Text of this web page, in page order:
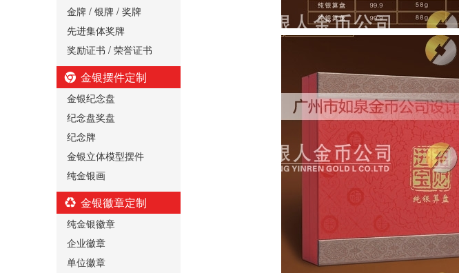
金牌 / 银牌 / 奖牌
先进集体奖牌
奖励证书 / 荣誉证书
金银摆件定制
金银纪念盘
纪念盘奖盘
纪念牌
金银立体模型摆件
纯金银画
金银徽章定制
纯金银徽章
企业徽章
单位徽章